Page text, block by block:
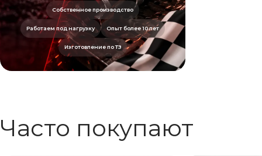
Собственное производство
Работаем под нагрузку Опыт более 10 лет
Изготовление по ТЗ
Часто покупают